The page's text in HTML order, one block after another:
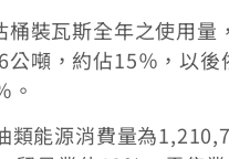
桶裝瓦斯全年之使用
噸，約佔15％，以
。
類能源消費量為